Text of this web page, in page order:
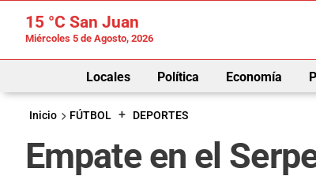
15 °C San Juan
Miércoles 5 de Agosto, 2026
Locales Política Economía
Inicio
FÚTBOL + DEPORTES
Empate en el